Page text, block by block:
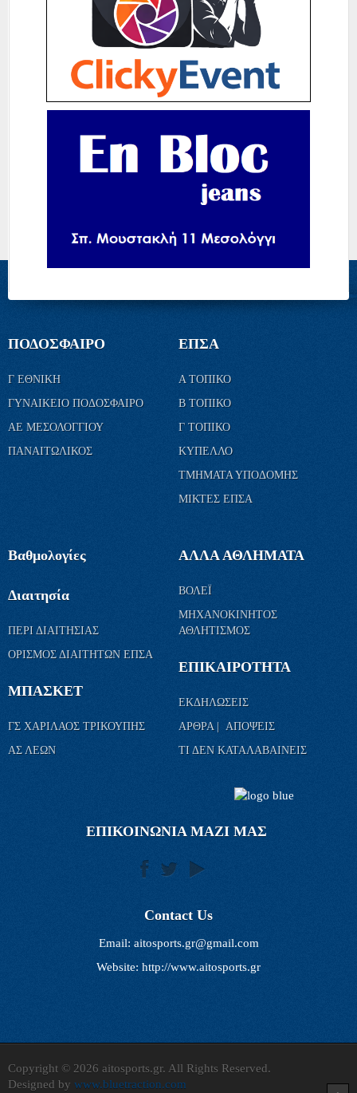
ΠΟΔΟΣΦΑΙΡΟ
Γ ΕΘΝΙΚΗ
ΓΥΝΑΙΚΕΙΟ ΠΟΔΟΣΦΑΙΡΟ
ΑΕ ΜΕΣΟΛΟΓΓΙΟΥ
ΠΑΝΑΙΤΩΛΙΚΟΣ
ΕΠΣΑ
Α ΤΟΠΙΚΟ
Β ΤΟΠΙΚΟ
Γ ΤΟΠΙΚΟ
ΚΥΠΕΛΛΟ
ΤΜΗΜΑΤΑ ΥΠΟΔΟΜΗΣ
ΜΙΚΤΕΣ ΕΠΣΑ
Βαθμολογίες
Διαιτησία
ΠΕΡΙ ΔΙΑΙΤΗΣΙΑΣ
ΟΡΙΣΜΟΣ ΔΙΑΙΤΗΤΩΝ ΕΠΣΑ
ΜΠΑΣΚΕΤ
ΓΣ ΧΑΡΙΛΑΟΣ ΤΡΙΚΟΥΠΗΣ
ΑΣ ΛΕΩΝ
ΑΛΛΑ ΑΘΛΗΜΑΤΑ
ΒΟΛΕΪ
ΜΗΧΑΝΟΚΙΝΗΤΟΣ
ΑΘΛΗΤΙΣΜΟΣ
ΕΠΙΚΑΙΡΟΤΗΤΑ
ΕΚΔΗΛΩΣΕΙΣ
ΑΡΘΡΑ | ΑΠΟΨΕΙΣ
ΤΙ ΔΕΝ ΚΑΤΑΛΑΒΑΙΝΕΙΣ
ΕΠΙΚΟΙΝΩΝΙΑ ΜΑΖΙ ΜΑΣ
Contact Us
Email: aitosports.gr@gmail.com
Website: http://www.aitosports.gr
Copyright © 2026 aitosports.gr. All Rights Reserved.
Designed by www.bluetraction.com